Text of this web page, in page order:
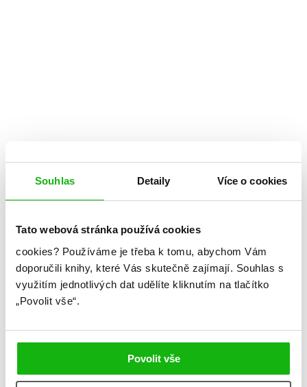
Souhlas Detaily Více o cookies
Tato webová stránka používá cookies
cookies? Používáme je třeba k tomu, abychom Vám
doporučili knihy, které Vás skutečně zajímají. Souhlas s
využitím jednotlivých dat udělíte kliknutím na tlačítko
„Povolit vše“.
Povolit vše
Žánr: Retelling
Naomi Noviková